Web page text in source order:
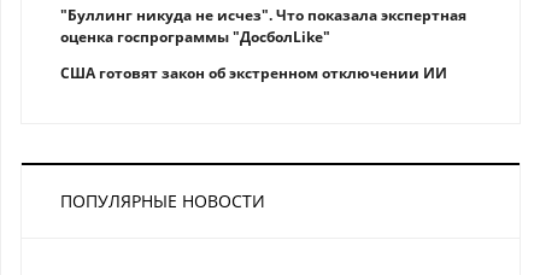
"Буллинг никуда не исчез". Что показала экспертная
оценка госпрограммы "ДосболLike"
США готовят закон об экстренном отключении ИИ
ПОПУЛЯРНЫЕ НОВОСТИ